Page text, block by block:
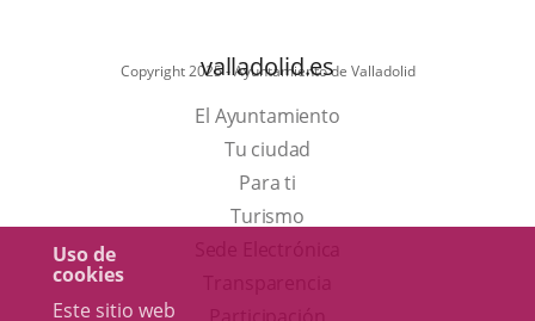
Uso de
cookies
Este sitio web
Copyright 2025 - Ayuntamiento de Valladolid
valladolid.es
El Ayuntamiento
Tu ciudad
Para ti
TurismoEste